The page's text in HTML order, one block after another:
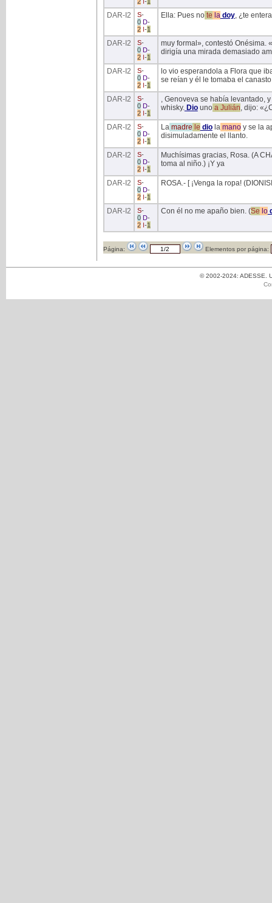
DAR-I2 S-
0 D-
2 -1
Ella: Pues note ladoy, ¿te
DAR-I2 S-
0 D-
2 -1
muy formal», contestó Onésima.
dirigía una mirada demasiado
DAR-I2 S-
0 D-
2 -1
lo vio esperandola a Flora que
se reían y él le tomaba el
DAR-I2 S-
0 D-
2 -1
, Genoveva se había levantado,
whisky.DiounoaJulián, dijo:
DAR-I2 S-
0 D-
2 -1
Lamadre le diolamanoy se la
disimuladamente el llanto.
DAR-I2 S-
0 D-
2 -1
Muchísimas gracias, Rosa. (A
toma al niño.) ¡Y ya
DAR-I2 S-
0 D-
2 -1
ROSA.- [ ¡Venga la ropa!
DAR-I2 S-
0 D-
2 -1
Con él no me apaño bien. (Se lo
Página: Elementos por página:
© 2002-2024: ADESSE.